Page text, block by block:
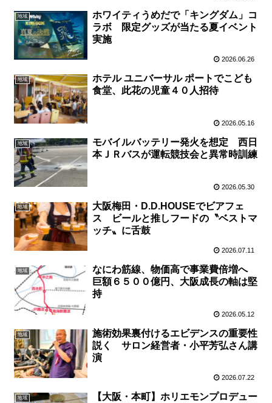
地域
ホワイティうめだで「キングダム」コ
ラボ 限定グッズが当たる夏イベント
実施
2026.06.26
地域
ホテル ユニバーサル ポートでこども
食堂、此花の児童４０人招待
2026.05.16
地域
モバイルバッテリー発火を想定 西日
本ＪＲバスが運転競技会と異常時訓練
2026.05.30
地域
大阪梅田・D.D.HOUSEでビアフェ
ス ビールと推しフードの〝ベストマ
ッチ〟に舌鼓
2026.07.11
地域
なにわ筋線、物価高で事業費倍増へ
巨額６５００億円、大阪成長の軸は堅
持
2026.05.12
地域
施術効果裏付けるエビデンスの重要性
説く サロン経営者・小平芳弘さん講
演
2026.07.22
地域
【大阪・本町】ホリエモンプロデュー